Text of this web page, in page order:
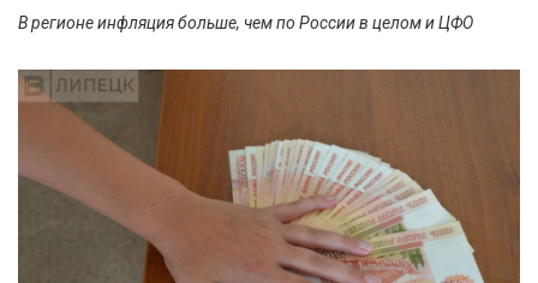
В регионе инфляция больше, чем по России в целом и ЦФО